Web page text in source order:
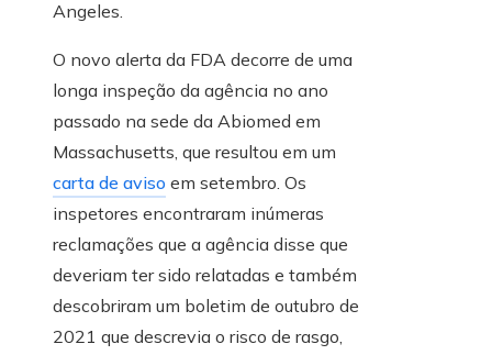
Angeles.
O novo alerta da FDA decorre de uma
longa inspeção da agência no ano
passado na sede da Abiomed em
Massachusetts, que resultou em um
carta de aviso em setembro. Os
inspetores encontraram inúmeras
reclamações que a agência disse que
deveriam ter sido relatadas e também
descobriram um boletim de outubro de
2021 que descrevia o risco de rasgo,